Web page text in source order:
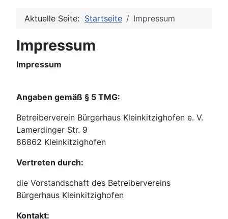
Aktuelle Seite: Startseite Impressum
Impressum
Impressum
Angaben gemäß § 5 TMG:
Betreiberverein Bürgerhaus Kleinkitzighofen e. V.
Lamerdinger Str. 9
86862 Kleinkitzighofen
Vertreten durch:
die Vorstandschaft des Betreibervereins
Bürgerhaus Kleinkitzighofen
Kontakt: